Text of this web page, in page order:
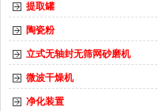
提取罐
陶瓷粉
立式无轴封无筛网砂磨机
微波干燥机
净化装置